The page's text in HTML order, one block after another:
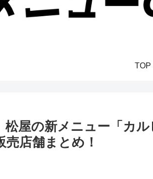
TOP
松屋の新メニュー「カ
売店舗まとめ！